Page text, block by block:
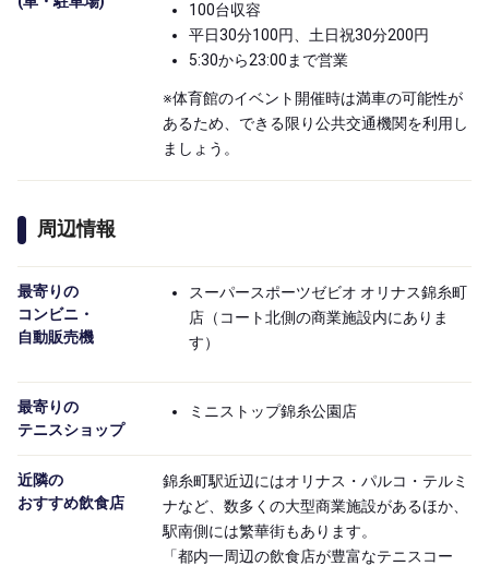
100台収容
平日30分100円、土日祝30分200円
5:30から23:00まで営業
※体育館のイベント開催時は満車の可能性が
あるため、できる限り公共交通機関を利用し
ましょう。
周辺情報
最寄りの
コンビニ・
自動販売機
スーパースポーツゼビオ オリナス錦糸町
店（コート北側の商業施設内にありま
す）
最寄りの
テニスショップ
ミニストップ錦糸公園店
近隣の
おすすめ飲食店
錦糸町駅近辺にはオリナス・パルコ・テルミ
ナなど、数多くの大型商業施設があるほか、
駅南側には繁華街もあります。
「都内一周辺の飲食店が豊富なテニスコー